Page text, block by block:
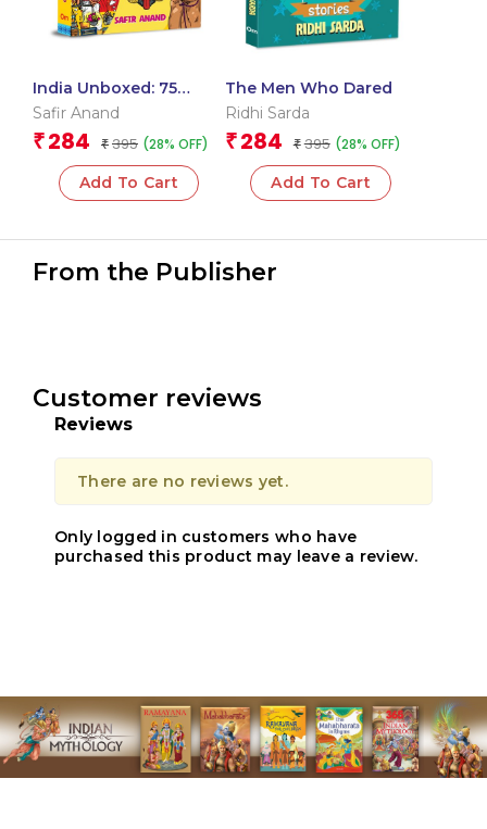
India Unboxed: 75
Quirky Aspects That
Safir Anand
₹ 284 ₹ 395 (28% OFF)
Add To Cart
The Men Who Dared
Ridhi Sarda
₹ 284 ₹ 395 (28% OFF)
Add To Cart
From the Publisher
Customer reviews
Reviews
There are no reviews yet.
Only logged in customers who have
purchased this product may leave a review.